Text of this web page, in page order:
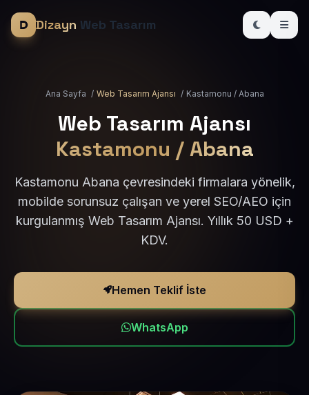
Dizayn Web Tasarım
Ana Sayfa / Web Tasarım Ajansı / Kastamonu / Abana
Web Tasarım Ajansı
Kastamonu / Abana
Kastamonu Abana çevresindeki firmalara yönelik,
mobilde sorunsuz çalışan ve yerel SEO/AEO için
kurgulanmış Web Tasarım Ajansı. Yıllık 50 USD +
KDV.
Hemen Teklif İste
WhatsApp